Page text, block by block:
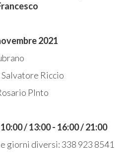
2021
Riccio
PInto
/ 13:00 - 16:00 / 21:00
giorni diversi: 338 923 8541